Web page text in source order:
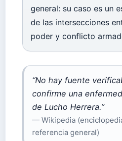
general: su caso es un
de las intersecciones
poder y conflicto
“No hay fuente
confirme una
de Lucho Herrera.”
— Wikipedia
referencia general)